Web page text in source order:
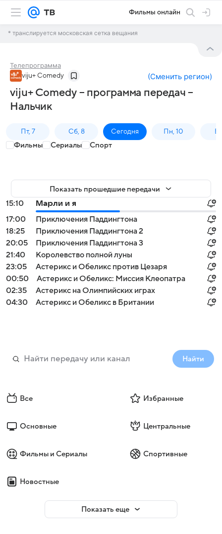
Фильмы онлайн
* транслируется московская сетка вещания
Телепрограмма
viju+ Comedy (Сменить регион)
viju+ Comedy – программа передач –
Нальчик
Пт, 7 Сб, 8 Сегодня Пн, 10
Фильмы Сериалы Спорт
Показать прошедшие передачи
15:10
Марли и я
17:00
Приключения Паддингтона
18:25
Приключения Паддингтона 2
20:05
Приключения Паддингтона 3
21:40
Королевство полной луны
23:05
Астерикс и Обеликс против Цезаря
00:50
Астерикс и Обеликс: Миссия Клеопатра
02:35
Астерикс на Олимпийских играх
04:30
Астерикс и Обеликс в Британии
Найти
Все Избранные
Основные Центральные
Фильмы и Сериалы Спортивные
Новостные
Показать еще